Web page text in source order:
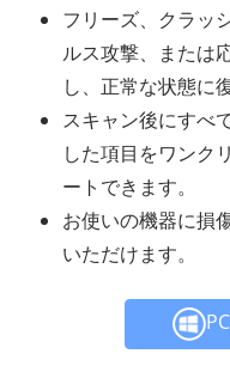
フリーズ、クラッシ
ルス攻撃、または
し、正常な状態に
スキャン後にすべ
した項目をワンク
ートできます。
お使いの機器に損
いただけます。